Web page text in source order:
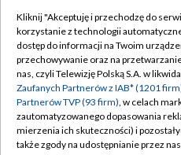
Abonament TVP
Emisja w TVP
Centrum informacji TVP
Naziemna Telewizja
Polityka
Moje
Kliknij "Akceptuję i przechodzę do
korzystanie z technologii
dostęp do informacji na Twoim
przechowywanie oraz na
nas, czyli Telewizję Polską S.A. w
Zaufanych Partnerów z IAB* (1201
Partnerów TVP (93 firm), w celach
zautomatyzowanego dopasowania
mierzenia ich skuteczności) i
także zgody na udostępnianie przez